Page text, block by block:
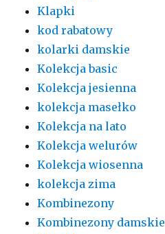
Klapki
kod rabatowy
kolarki damskie
Kolekcja basic
Kolekcja jesienna
kolekcja masełko
Kolekcja na lato
Kolekcja welurów
Kolekcja wiosenna
kolekcja zima
Kombinezony
Kombinezony damskie